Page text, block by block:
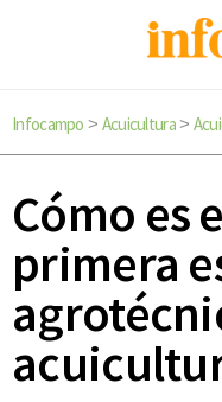
Infocampo > Acuicultura>
Cómo es
primera